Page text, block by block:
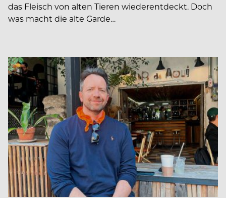
das Fleisch von alten Tieren wiederentdeckt. Doch
was macht die alte Garde…